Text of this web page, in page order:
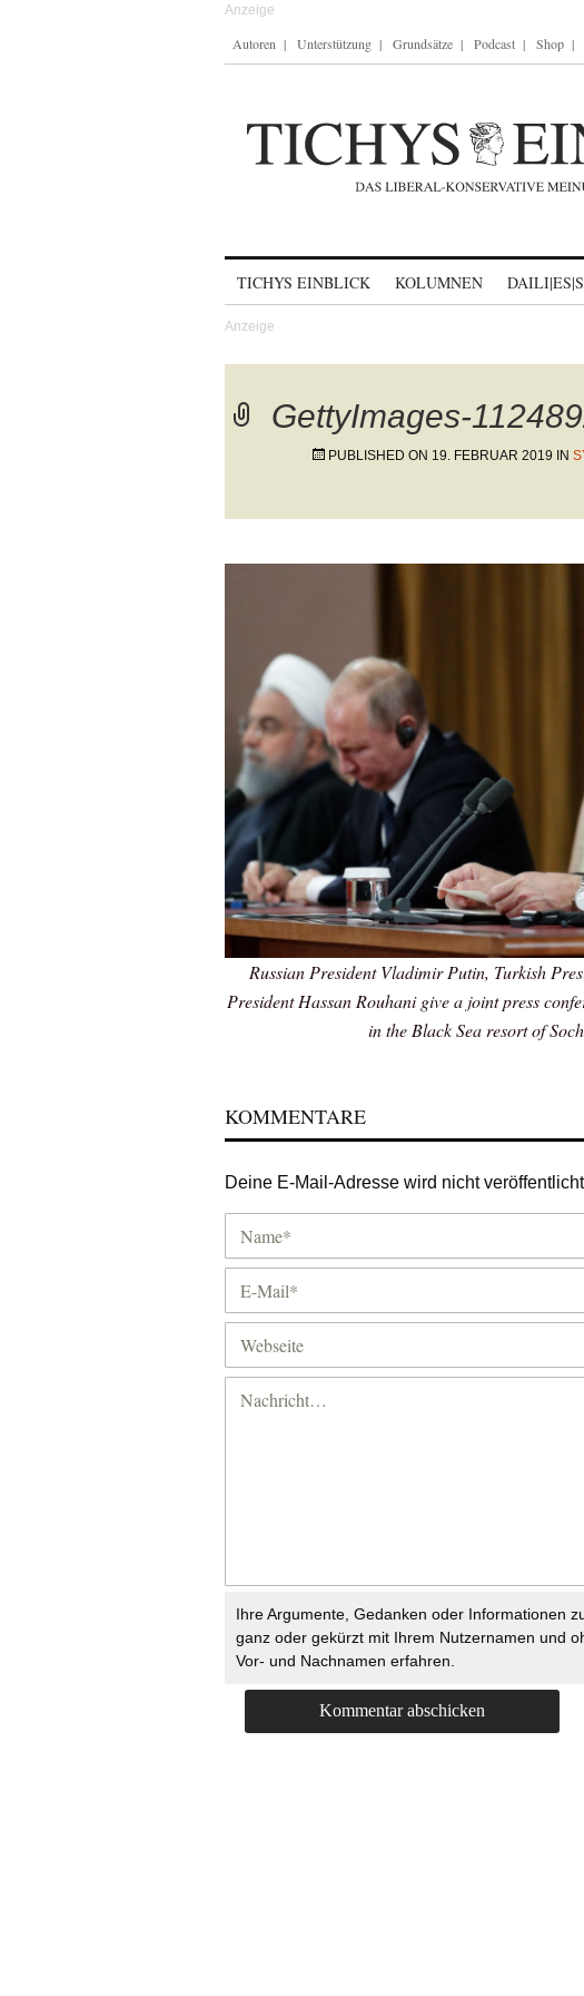
Autoren Unterstützung Grundsätze Podcast Shop
TICHYS EINBLICK KOLUMNEN
GettyImages-
PUBLISHED ON 19. FEBRUAR 2019 IN
Russian President Vladimir Putin, Turkish
President Hassan Rouhani give a joint press
in the Black Sea resort of
KOMMENTARE
Deine E-Mail-Adresse wird nicht
Ihre Argumente, Gedanken oder Informationen
ganz oder gekürzt mit Ihrem Nutzernamen und
Vor- und Nachnamen erfahren.